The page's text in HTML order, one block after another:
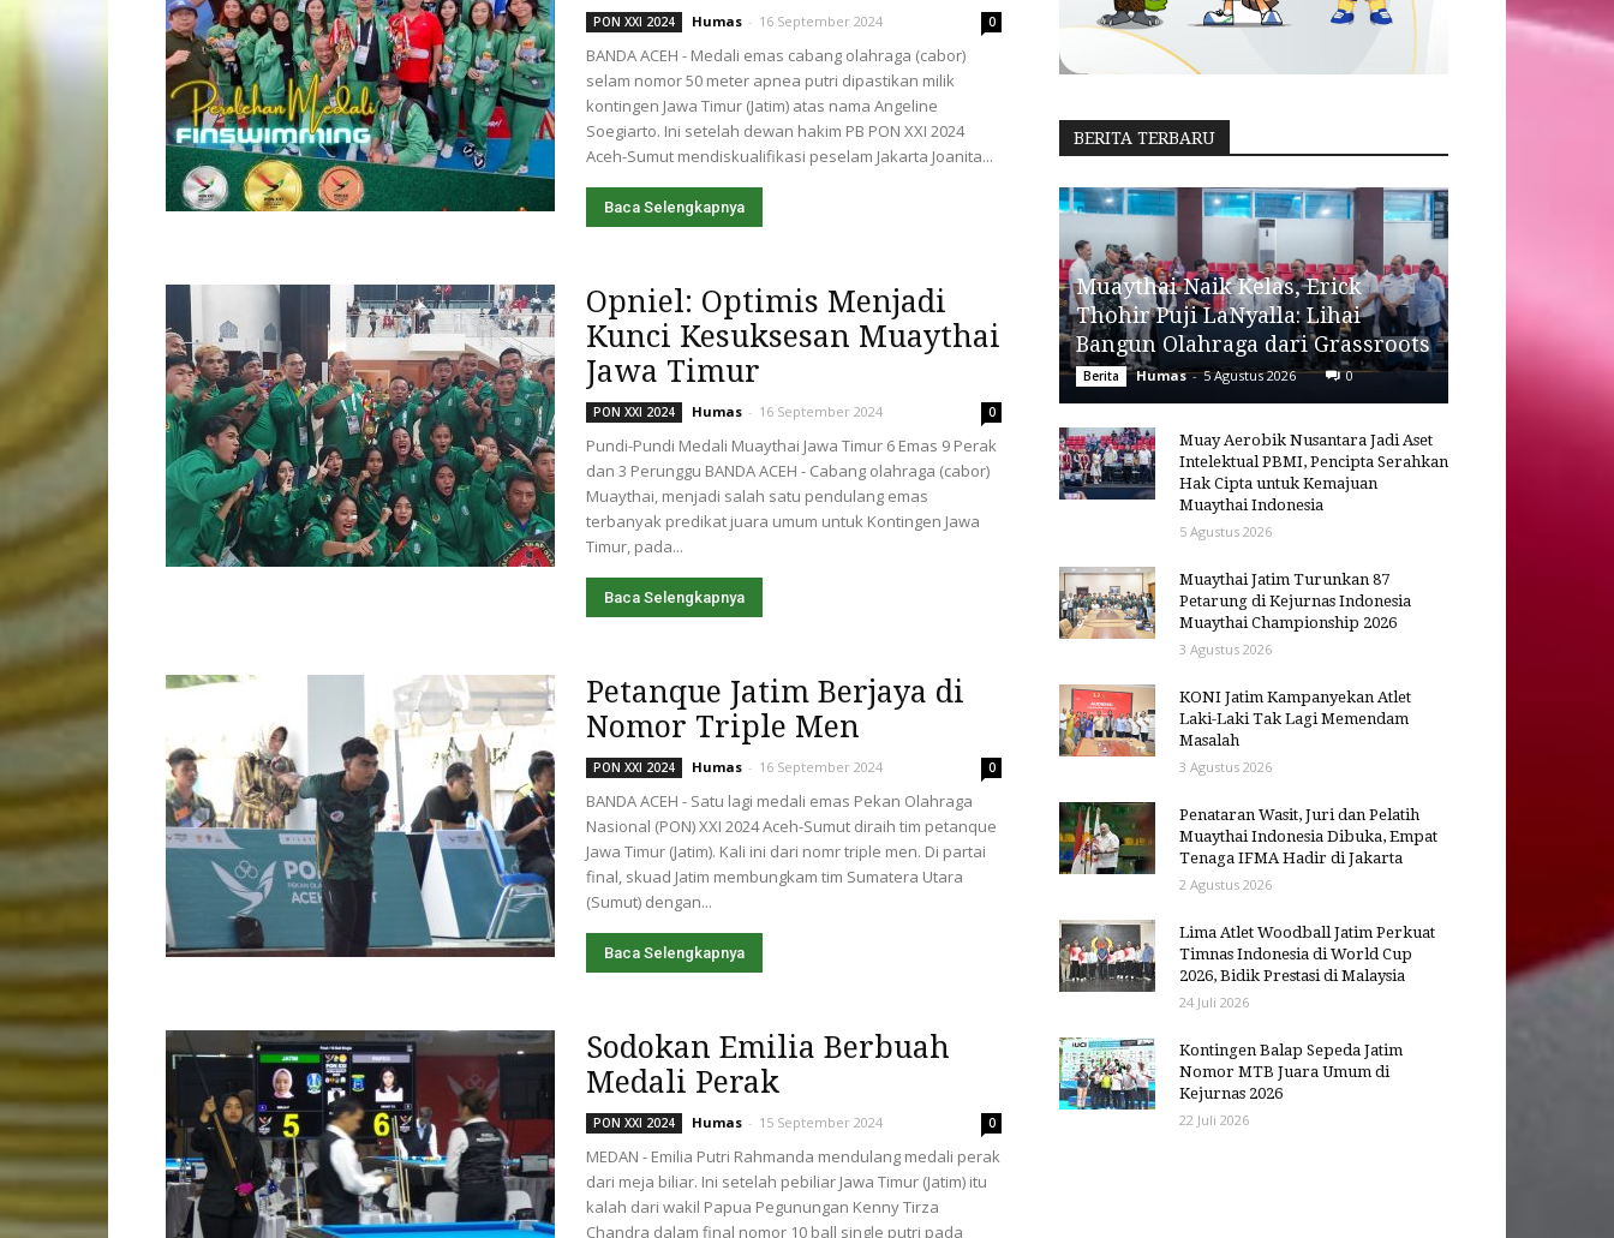
PON XXI 2024 Humas - 16 September 2024 0
BANDA ACEH - Medali emas cabang olahraga (cabor)
selam nomor 50 meter apnea putri dipastikan milik
kontingen Jawa Timur (Jatim) atas nama Angeline
Soegiarto. Ini setelah dewan hakim PB PON XXI 2024
Aceh-Sumut mendiskualifikasi peselam Jakarta Joanita...
Baca Selengkapnya
Opniel: Optimis Menjadi
Kunci Kesuksesan Muaythai
Jawa Timur
PON XXI 2024 Humas - 16 September 2024 0
Pundi-Pundi Medali Muaythai Jawa Timur 6 Emas 9 Perak
dan 3 Perunggu BANDA ACEH - Cabang olahraga (cabor)
Muaythai, menjadi salah satu pendulang emas
terbanyak predikat juara umum untuk Kontingen Jawa
Timur, pada...
Baca Selengkapnya
Petanque Jatim Berjaya di
Nomor Triple Men
PON XXI 2024 Humas - 16 September 2024 0
BANDA ACEH - Satu lagi medali emas Pekan Olahraga
Nasional (PON) XXI 2024 Aceh-Sumut diraih tim petanque
Jawa Timur (Jatim). Kali ini dari nomr triple men. Di partai
final, skuad Jatim membungkam tim Sumatera Utara
(Sumut) dengan...
Baca Selengkapnya
Sodokan Emilia Berbuah
Medali Perak
PON XXI 2024 Humas - 15 September 2024 0
MEDAN - Emilia Putri Rahmanda mendulang medali perak
dari meja biliar. Ini setelah pebiliar Jawa Timur (Jatim) itu
kalah dari wakil Papua Pegunungan Kenny Tirza
Chandra dalam final nomor 10 ball single putri pada
BERITA TERBARU
Muaythai Naik Kelas, Erick
Thohir Puji LaNyalla: Lihai
Bangun Olahraga dari Grassroots
Berita Humas - 5 Agustus 2026 0
Muay Aerobik Nusantara Jadi Aset
Intelektual PBMI, Pencipta Serahkan
Hak Cipta untuk Kemajuan
Muaythai Indonesia
5 Agustus 2026
Muaythai Jatim Turunkan 87
Petarung di Kejurnas Indonesia
Muaythai Championship 2026
3 Agustus 2026
KONI Jatim Kampanyekan Atlet
Laki-Laki Tak Lagi Memendam
Masalah
3 Agustus 2026
Penataran Wasit, Juri dan Pelatih
Muaythai Indonesia Dibuka, Empat
Tenaga IFMA Hadir di Jakarta
2 Agustus 2026
Lima Atlet Woodball Jatim Perkuat
Timnas Indonesia di World Cup
2026, Bidik Prestasi di Malaysia
24 Juli 2026
Kontingen Balap Sepeda Jatim
Nomor MTB Juara Umum di
Kejurnas 2026
22 Juli 2026